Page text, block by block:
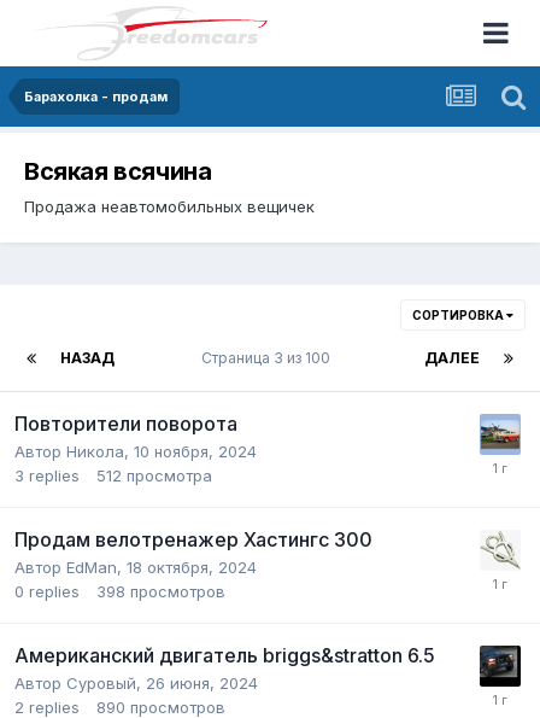
Барахолка - продам
Всякая всячина
Продажа неавтомобильных вещичек
СОРТИРОВКА
НАЗАД ДАЛЕЕ
Страница 3 из 100
Повторители поворота
Автор Никола, 10 ноября, 2024
3 replies 512 просмотра
Продам велотренажер Хастингс 300
Автор EdMan, 18 октября, 2024
0 replies 398 просмотров
Американский двигатель briggs&stratton 6.5
Автор Суровый, 26 июня, 2024
2 replies 890 просмотров